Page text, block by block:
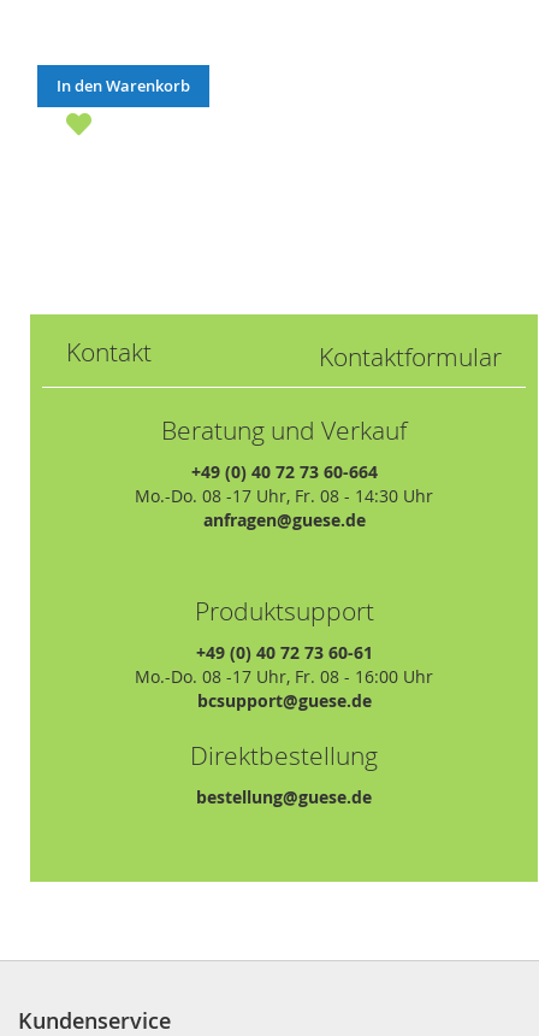
In den Warenkorb
Kontakt Kontaktformular
Beratung und Verkauf
+49 (0) 40 72 73 60-664
Mo.-Do. 08 -17 Uhr, Fr. 08 - 14:30 Uhr
anfragen@guese.de
Produktsupport
+49 (0) 40 72 73 60-61
Mo.-Do. 08 -17 Uhr, Fr. 08 - 16:00 Uhr
bcsupport@guese.de
Direktbestellung
bestellung@guese.de
Kundenservice